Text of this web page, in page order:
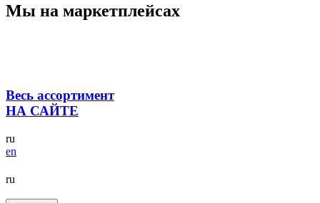
Мы на маркетплейсах
Весь ассортимент
НА САЙТЕ
ru
en
ru